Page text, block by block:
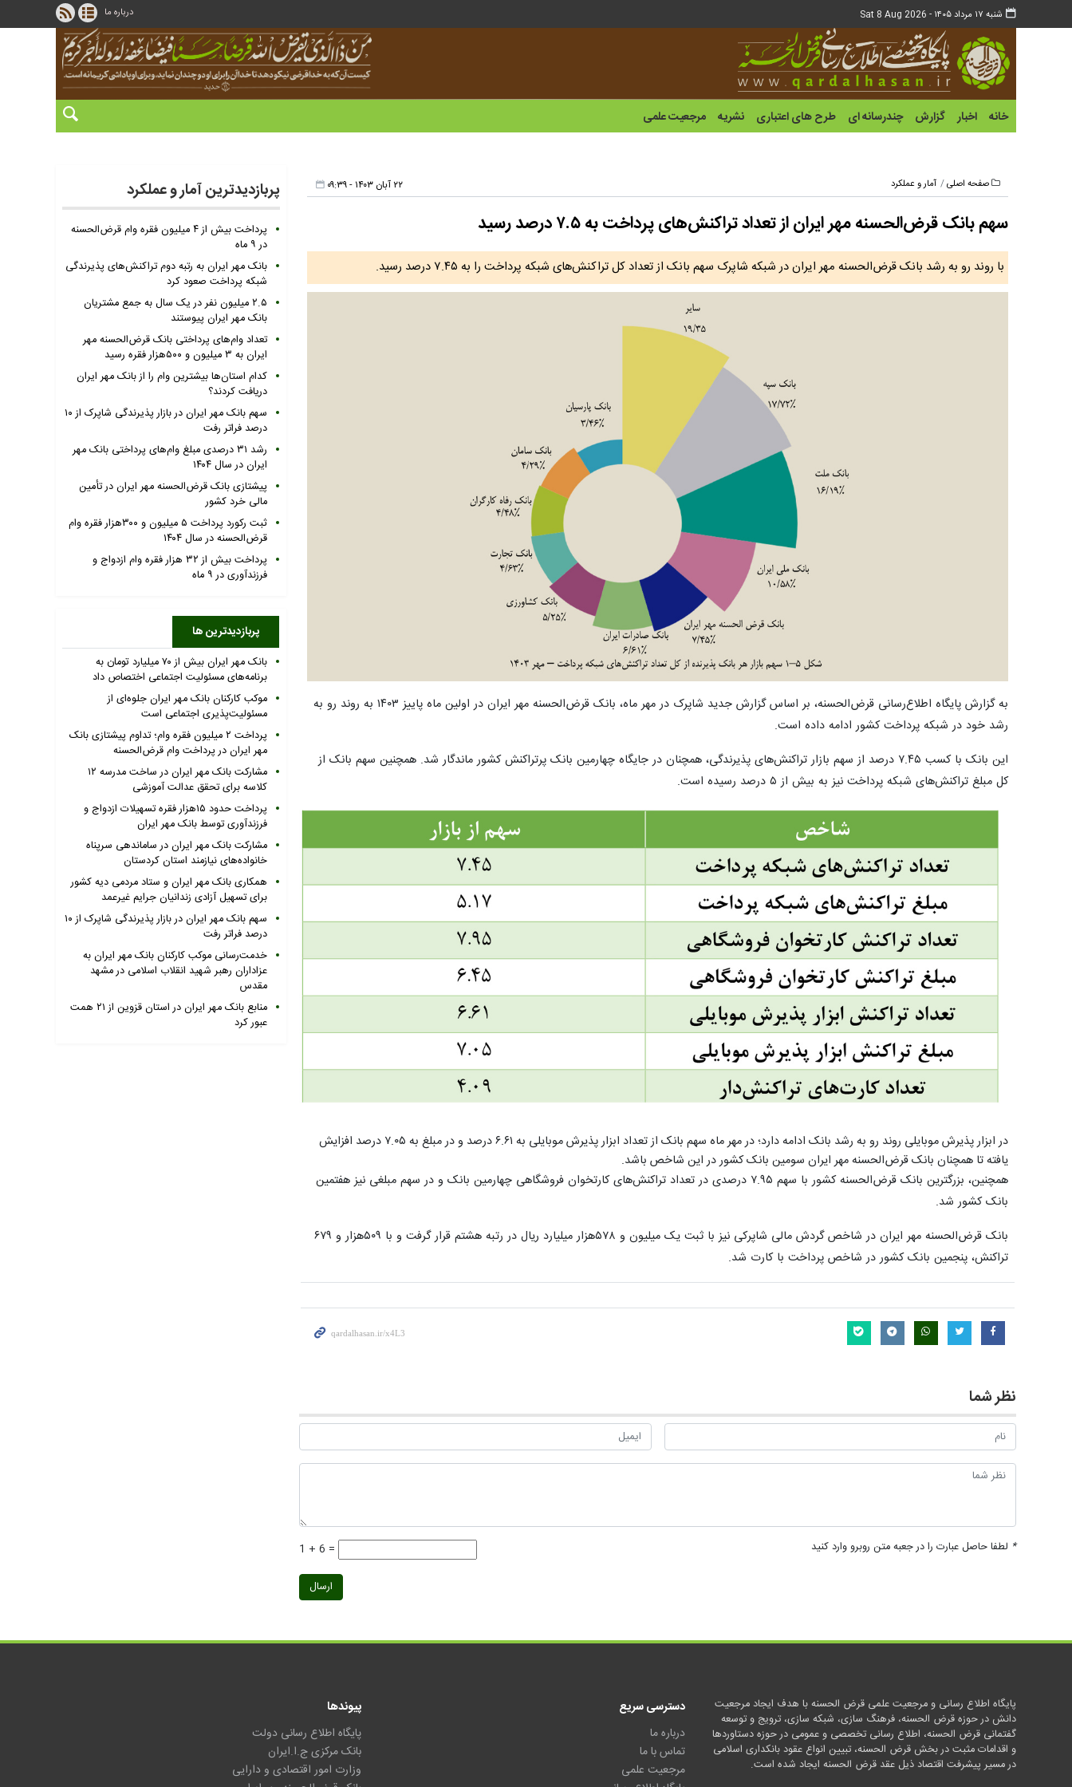
شنبه ۱۷ مرداد ۱۴۰۵ - Sat 8 Aug 2026 درباره ما
خانه اخبار گزارش چندرسانه ای طرح های اعتباری نشریه مرجعیت علمی
صفحه اصلی آمار و عملکرد ۲۲ آبان ۱۴۰۳ - ۰۹:۳۹
سهم بانک قرض‌الحسنه مهر ایران از تعداد تراکنش‌های پرداخت به ۷.۵ درصد رسید
با روند رو به رشد بانک قرض‌الحسنه مهر ایران در شبکه شاپرک سهم بانک از تعداد کل تراکنش‌های شبکه پرداخت را به ۷.۴۵ درصد رسید.
به گزارش پایگاه اطلاع‌رسانی قرض‌الحسنه، بر اساس گزارش جدید شاپرک در مهر ماه، بانک قرض‌الحسنه مهر ایران در اولین ماه پاییز ۱۴۰۳ به روند رو به
رشد خود در شبکه پرداخت کشور ادامه داده است.
این بانک با کسب ۷.۴۵ درصد از سهم بازار تراکنش‌های پذیرندگی، همچنان در جایگاه چهارمین بانک پرتراکنش کشور ماندگار شد. همچنین سهم بانک از
کل مبلغ تراکنش‌های شبکه پرداخت نیز به بیش از ۵ درصد رسیده است.
در ابزار پذیرش موبایلی روند رو به رشد بانک ادامه دارد؛ در مهر ماه سهم بانک از تعداد ابزار پذیرش موبایلی به ۶.۶۱ درصد و در مبلغ به ۷.۰۵ درصد افزایش
یافته تا همچنان بانک قرض‌الحسنه مهر ایران سومین بانک کشور در این شاخص باشد.
همچنین، بزرگترین بانک قرض‌الحسنه کشور با سهم ۷.۹۵ درصدی در تعداد تراکنش‌های کارتخوان فروشگاهی چهارمین بانک و در سهم مبلغی نیز هفتمین
بانک کشور شد.
بانک قرض‌الحسنه مهر ایران در شاخص گردش مالی شاپرکی نیز با ثبت یک میلیون و ۵۷۸هزار میلیارد ریال در رتبه هشتم قرار گرفت و با ۵۰۹هزار و ۶۷۹
تراکنش، پنجمین بانک کشور در شاخص پرداخت با کارت شد.
نظر شما
* لطفا حاصل عبارت را در جعبه متن روبرو وارد کنید 1 + 6 =
ارسال
پربازدیدترین آمار و عملکرد
پرداخت بیش از ۴ میلیون فقره وام قرض‌الحسنه
در ۹ ماه
بانک مهر ایران به رتبه دوم تراکنش‌های پذیرندگی
شبکه پرداخت صعود کرد
۲.۵ میلیون نفر در یک سال به جمع مشتریان
بانک مهر ایران پیوستند
تعداد وام‌های پرداختی بانک قرض‌الحسنه مهر
ایران به ۳ میلیون و ۵۰۰هزار فقره رسید
کدام استان‌ها بیشترین وام را از بانک مهر ایران
دریافت کردند؟
سهم بانک مهر ایران در بازار پذیرندگی شاپرک از ۱۰
درصد فراتر رفت
رشد ۳۱ درصدی مبلغ وام‌های پرداختی بانک مهر
ایران در سال ۱۴۰۴
پیشتازی بانک قرض‌الحسنه مهر ایران در تأمین
مالی خرد کشور
ثبت رکورد پرداخت ۵ میلیون و ۳۰۰هزار فقره وام
قرض‌الحسنه در سال ۱۴۰۴
پرداخت بیش از ۳۲ هزار فقره وام ازدواج و
فرزندآوری در ۹ ماه
پربازدیدترین ها
بانک مهر ایران بیش از ۷۰ میلیارد تومان به
برنامه‌های مسئولیت اجتماعی اختصاص داد
موکب کارکنان بانک مهر ایران جلوه‌ای از
مسئولیت‌پذیری اجتماعی است
پرداخت ۲ میلیون فقره وام؛ تداوم پیشتازی بانک
مهر ایران در پرداخت وام قرض‌الحسنه
مشارکت بانک مهر ایران در ساخت مدرسه ۱۲
کلاسه برای تحقق عدالت آموزشی
پرداخت حدود ۱۵هزار فقره تسهیلات ازدواج و
فرزندآوری توسط بانک مهر ایران
مشارکت بانک مهر ایران در ساماندهی سرپناه
خانواده‌های نیازمند استان کردستان
همکاری بانک مهر ایران و ستاد مردمی دیه کشور
برای تسهیل آزادی زندانیان جرایم غیرعمد
سهم بانک مهر ایران در بازار پذیرندگی شاپرک از ۱۰
درصد فراتر رفت
خدمت‌رسانی موکب کارکنان بانک مهر ایران به
عزاداران رهبر شهید انقلاب اسلامی در مشهد
مقدس
منابع بانک مهر ایران در استان قزوین از ۲۱ همت
عبور کرد
پایگاه اطلاع رسانی و مرجعیت علمی قرض الحسنه با هدف ایجاد مرجعیت
دانش در حوزه قرض الحسنه، فرهنگ سازی، شبکه سازی، ترویج و توسعه
گفتمانی قرض الحسنه، اطلاع رسانی تخصصی و عمومی در حوزه دستاوردها
و اقدامات مثبت در بخش قرض الحسنه، تبیین انواع عقود بانکداری اسلامی
در مسیر پیشرفت اقتصاد ذیل عقد قرض الحسنه ایجاد شده است.
دسترسی سریع
درباره ما
تماس با ما
مرجعیت علمی
پیوندها
پایگاه اطلاع رسانی دولت
بانک مرکزی ج.ا.ایران
وزارت امور اقتصادی و دارایی